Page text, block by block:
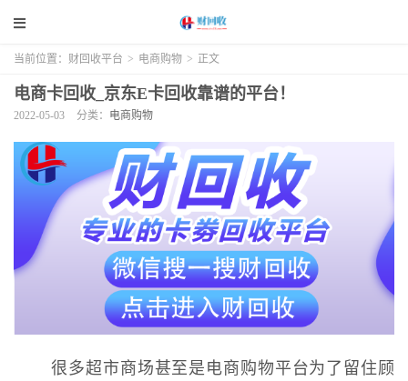
当前位置： 财回收平台 > 电商购物 > 正文
电商卡回收_京东E卡回收靠谱的平台！
2022-05-03 分类： 电商购物
很多超市商场甚至是电商购物平台为了留住顾